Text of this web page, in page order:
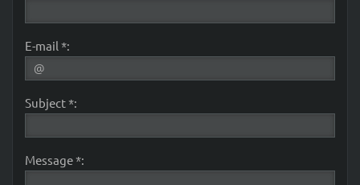
E-mail *:
Subject *:
Message *: